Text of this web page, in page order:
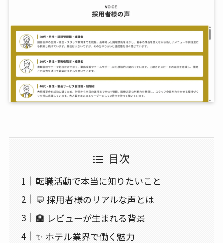
目次
転職活動で本当に知りたいこと
💬 採用者様のリアルな声とは
🏨 レビューが生まれる背景
✨ ホテル業界で働く魅力